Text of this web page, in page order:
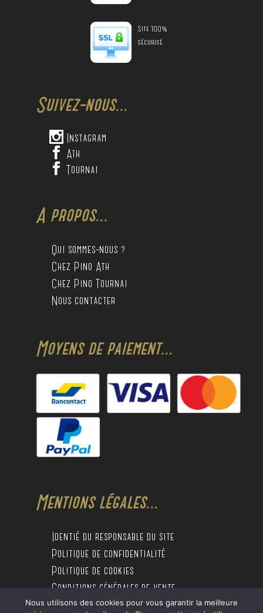
Site 100%
sécurisé
Suivez-nous...
 Instagram
 Ath
 Tournai
A propos...
Qui sommes-nous ?
Chez Pino Ath
Chez Pino Tournai
Nous contacter
Moyens de paiement...
Mentions légales...
Identié du responsable du site
Politique de confidentialité
Politique de cookies
Conditions générales de vente
Nous utilisons des cookies pour vous garantir la meilleure